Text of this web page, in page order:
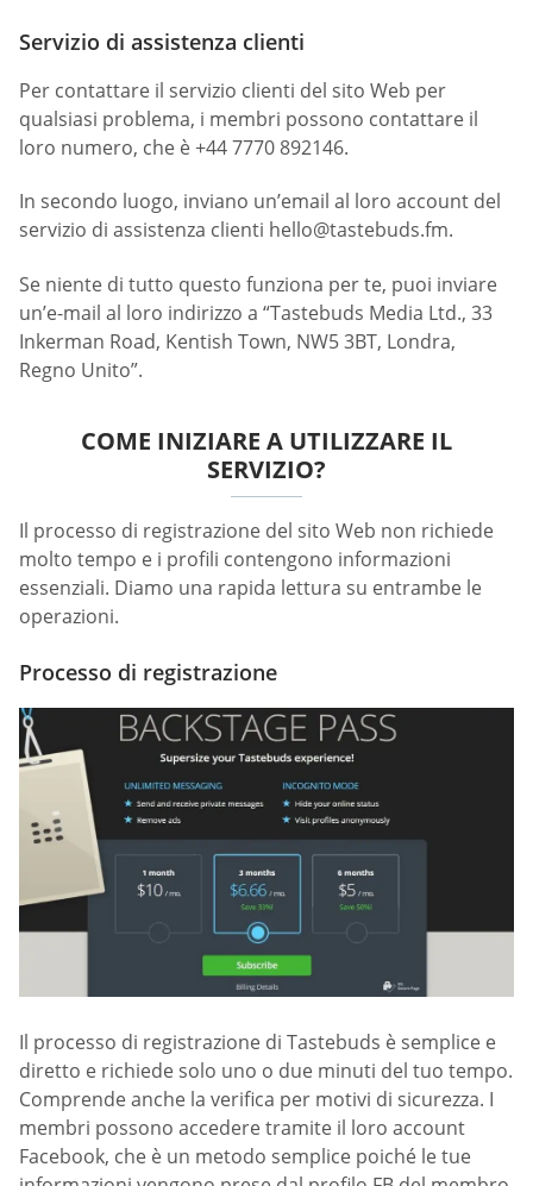
Servizio di assistenza clienti
Per contattare il servizio clienti del sito Web per
qualsiasi problema, i membri possono contattare il
loro numero, che è +44 7770 892146.
In secondo luogo, inviano un’email al loro account del
servizio di assistenza clienti hello@tastebuds.fm.
Se niente di tutto questo funziona per te, puoi inviare
un’e-mail al loro indirizzo a “Tastebuds Media Ltd., 33
Inkerman Road, Kentish Town, NW5 3BT, Londra,
Regno Unito”.
COME INIZIARE A UTILIZZARE IL
SERVIZIO?
Il processo di registrazione del sito Web non richiede
molto tempo e i profili contengono informazioni
essenziali. Diamo una rapida lettura su entrambe le
operazioni.
Processo di registrazione
Il processo di registrazione di Tastebuds è semplice e
diretto e richiede solo uno o due minuti del tuo tempo.
Comprende anche la verifica per motivi di sicurezza. I
membri possono accedere tramite il loro account
Facebook, che è un metodo semplice poiché le tue